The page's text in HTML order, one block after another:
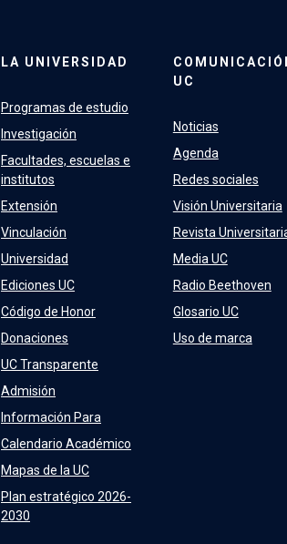
LA UNIVERSIDAD
Programas de estudio
Investigación
Facultades, escuelas e
institutos
Extensión
Vinculación
Universidad
Ediciones UC
Código de Honor
Donaciones
UC Transparente
Admisión
Información Para
Calendario Académico
Mapas de la UC
Plan estratégico 2026-
2030
UC
Noticias
Agenda
Redes sociales
Visión Universitaria
Revista
Media UC
Radio Beethoven
Glosario UC
Uso de marca